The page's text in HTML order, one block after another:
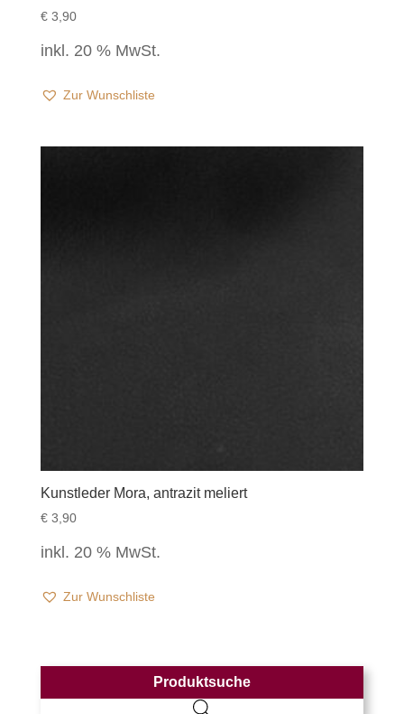
€3,90
inkl. 20 % MwSt.
Zur Wunschliste
Kunstleder Mora, antrazit meliert
€3,90
inkl. 20 % MwSt.
Zur Wunschliste
Produktsuche